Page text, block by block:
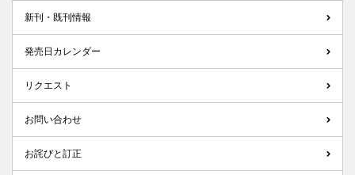
新刊・既刊情報
発売日カレンダー
リクエスト
お問い合わせ
お詫びと訂正